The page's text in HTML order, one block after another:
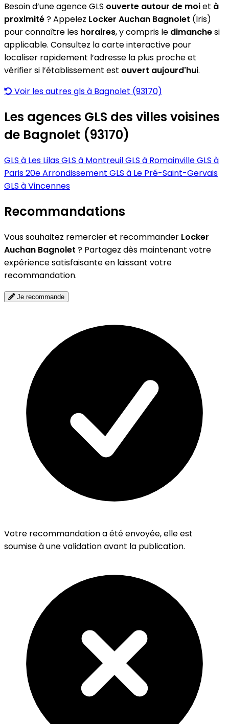
Besoin d’une agence GLS ouverte autour de moiet à
proximité? Appelez Locker Auchan Bagnolet (Iris)
pour connaître les horaires, y compris le dimanchesi
applicable. Consultez la carte interactive pour
localiser rapidement l’adresse la plus proche et
vérifier si l’établissement est ouvert aujourd'hui.
Voir les autres gls à Bagnolet (93170)
Les agences GLS des villes voisines
de Bagnolet (93170)
GLS à Les LilasGLS à MontreuilGLS à RomainvilleGLS à
Paris 20e Arrondissement GLS à Le Pré-Saint-Gervais
GLS à Vincennes
Recommandations
Vous souhaitez remercier et recommander Locker
Auchan Bagnolet ? Partagez dès maintenant votre
expérience satisfaisante en laissant votre
recommandation.
Je recommande
Votre recommandation a été envoyée, elle est
soumise à une validation avant la publication.